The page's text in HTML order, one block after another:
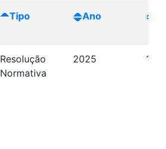
Tipo Ano
Resolução
Normativa
2025 10/